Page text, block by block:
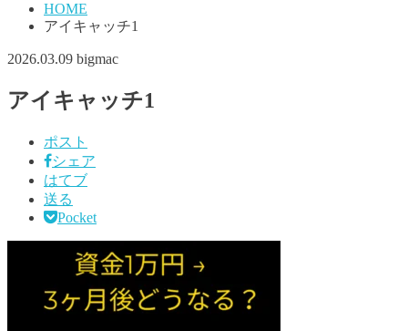
HOME
アイキャッチ1
2026.03.09 bigmac
アイキャッチ1
ポスト
シェア
はてブ
送る
Pocket